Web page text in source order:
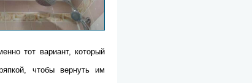
тот вариант, который
чтобы вернуть им